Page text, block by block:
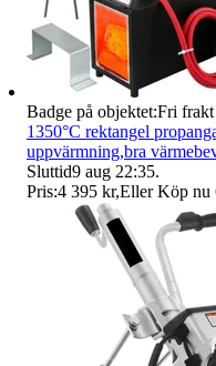
Badge på objektet:Fri frakt
1350°C rektangel
uppvärmning,bra
Sluttid9 aug 22:35.
Pris:4 395 kr,Eller Köp nu